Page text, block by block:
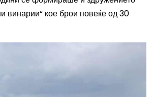
винарии“ кое брои повеќе од 30